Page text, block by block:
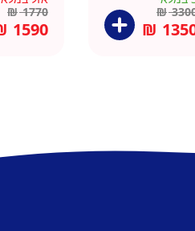
סמ
₪
₪
ברצלונה
₪1770
1590